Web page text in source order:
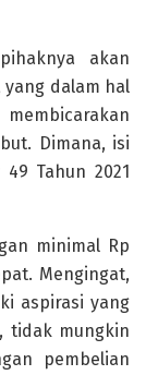
akan
dalam hal
Dimana, isi
Tahun 2021
minimal Rp
Mengingat,
aspirasi yang
tidak mungkin
pembelian